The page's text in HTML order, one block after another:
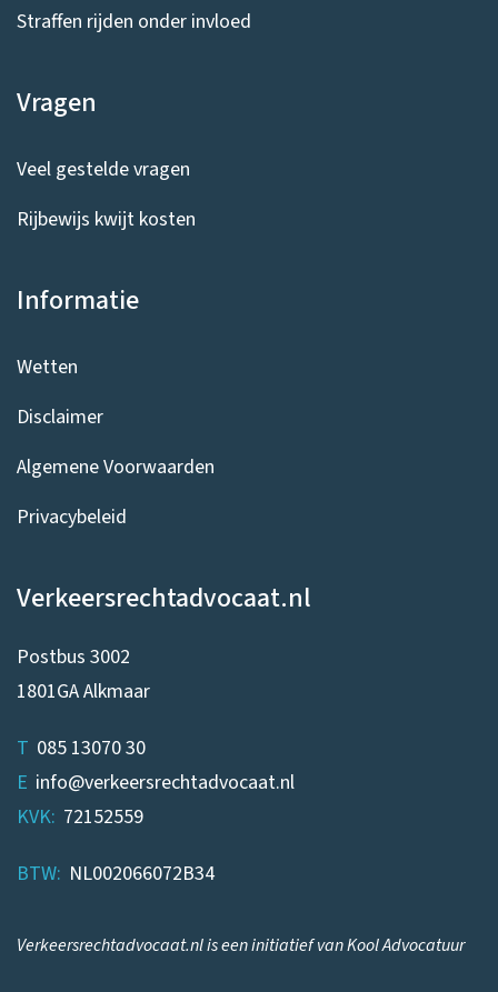
Straffen rijden onder invloed
Vragen
Veel gestelde vragen
Rijbewijs kwijt kosten
Informatie
Wetten
Disclaimer
Algemene Voorwaarden
Privacybeleid
Verkeersrechtadvocaat.nl
Postbus 3002
1801GA Alkmaar
T 085 13070 30
E info@verkeersrechtadvocaat.nl
KVK: 72152559
BTW: NL002066072B34
Verkeersrechtadvocaat.nl is een initiatief van Kool Advocatuur